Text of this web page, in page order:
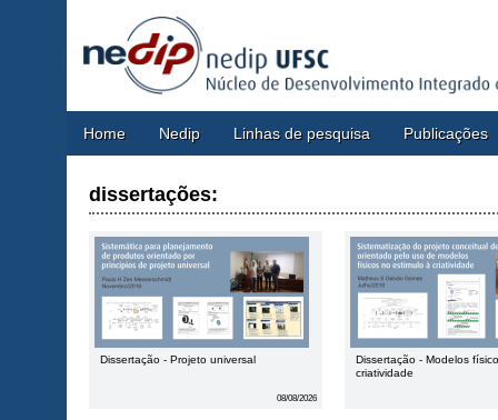
Home Nedip Linhas de pesquisa Publicações
dissertações:
08/08/2026
Dissertação - Projeto universal
Dissertação - Modelos
criatividade